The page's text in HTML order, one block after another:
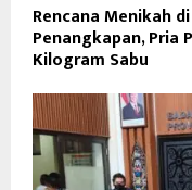
Rencana Menikah
Penangkapan, Pria
Kilogram Sabu